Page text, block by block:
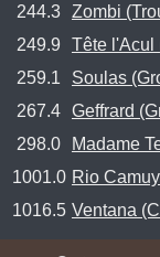
244.3 Zombi
249.9
Tête l'Acul
259.1
Soulas
267.4 Geffrard
298.0
Madame
1001.0 Rio
1016.5 Ventana